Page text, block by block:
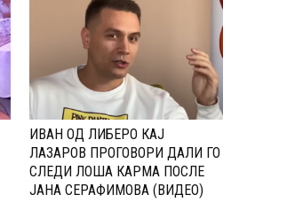
ИВАН ОД ЛИБЕРО КАЈ
ЛАЗАРОВ ПРОГОВОРИ ДАЛИ ГО
СЛЕДИ ЛОША КАРМА ПОСЛЕ
ЈАНА СЕРАФИМОВА (ВИДЕО)